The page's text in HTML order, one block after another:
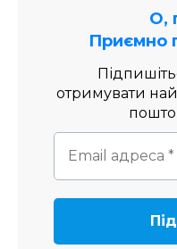
О,
Приємно
отримувати